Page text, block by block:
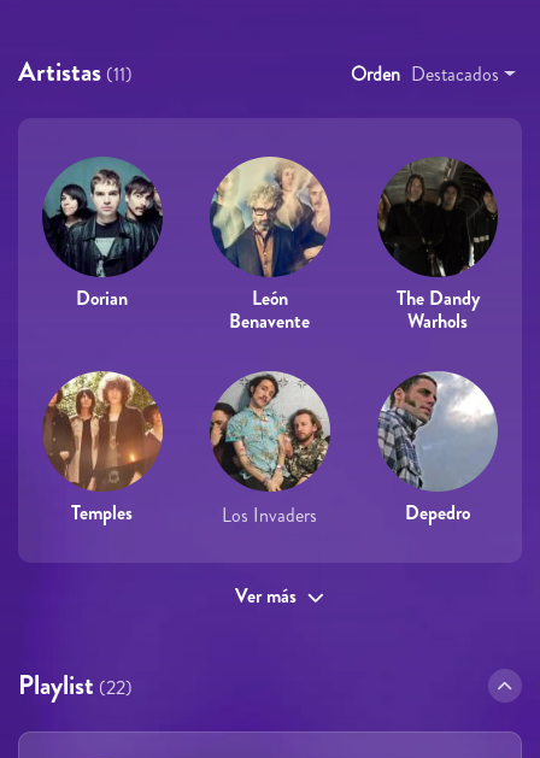
Artistas (11) Orden Destacados
Dorian
León
Benavente
The Dandy
Warhols
Temples Los Invaders Depedro
Ver más
Playlist (22)